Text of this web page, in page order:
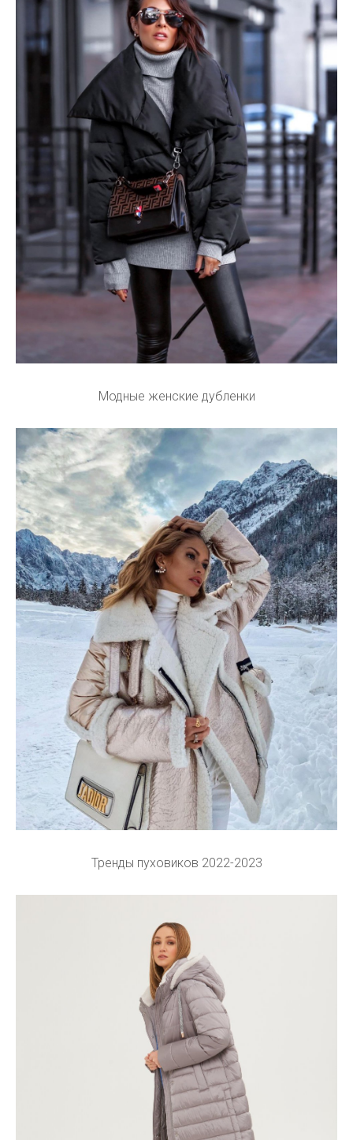
Модные женские дубленки
Тренды пуховиков 2022-2023